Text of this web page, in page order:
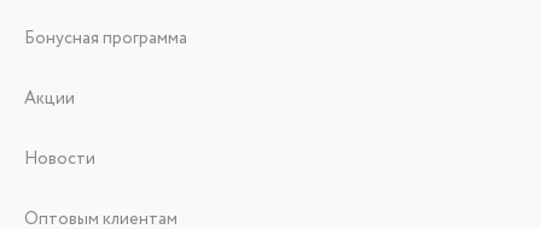
Бонусная программа
Акции
Новости
Оптовым клиентам